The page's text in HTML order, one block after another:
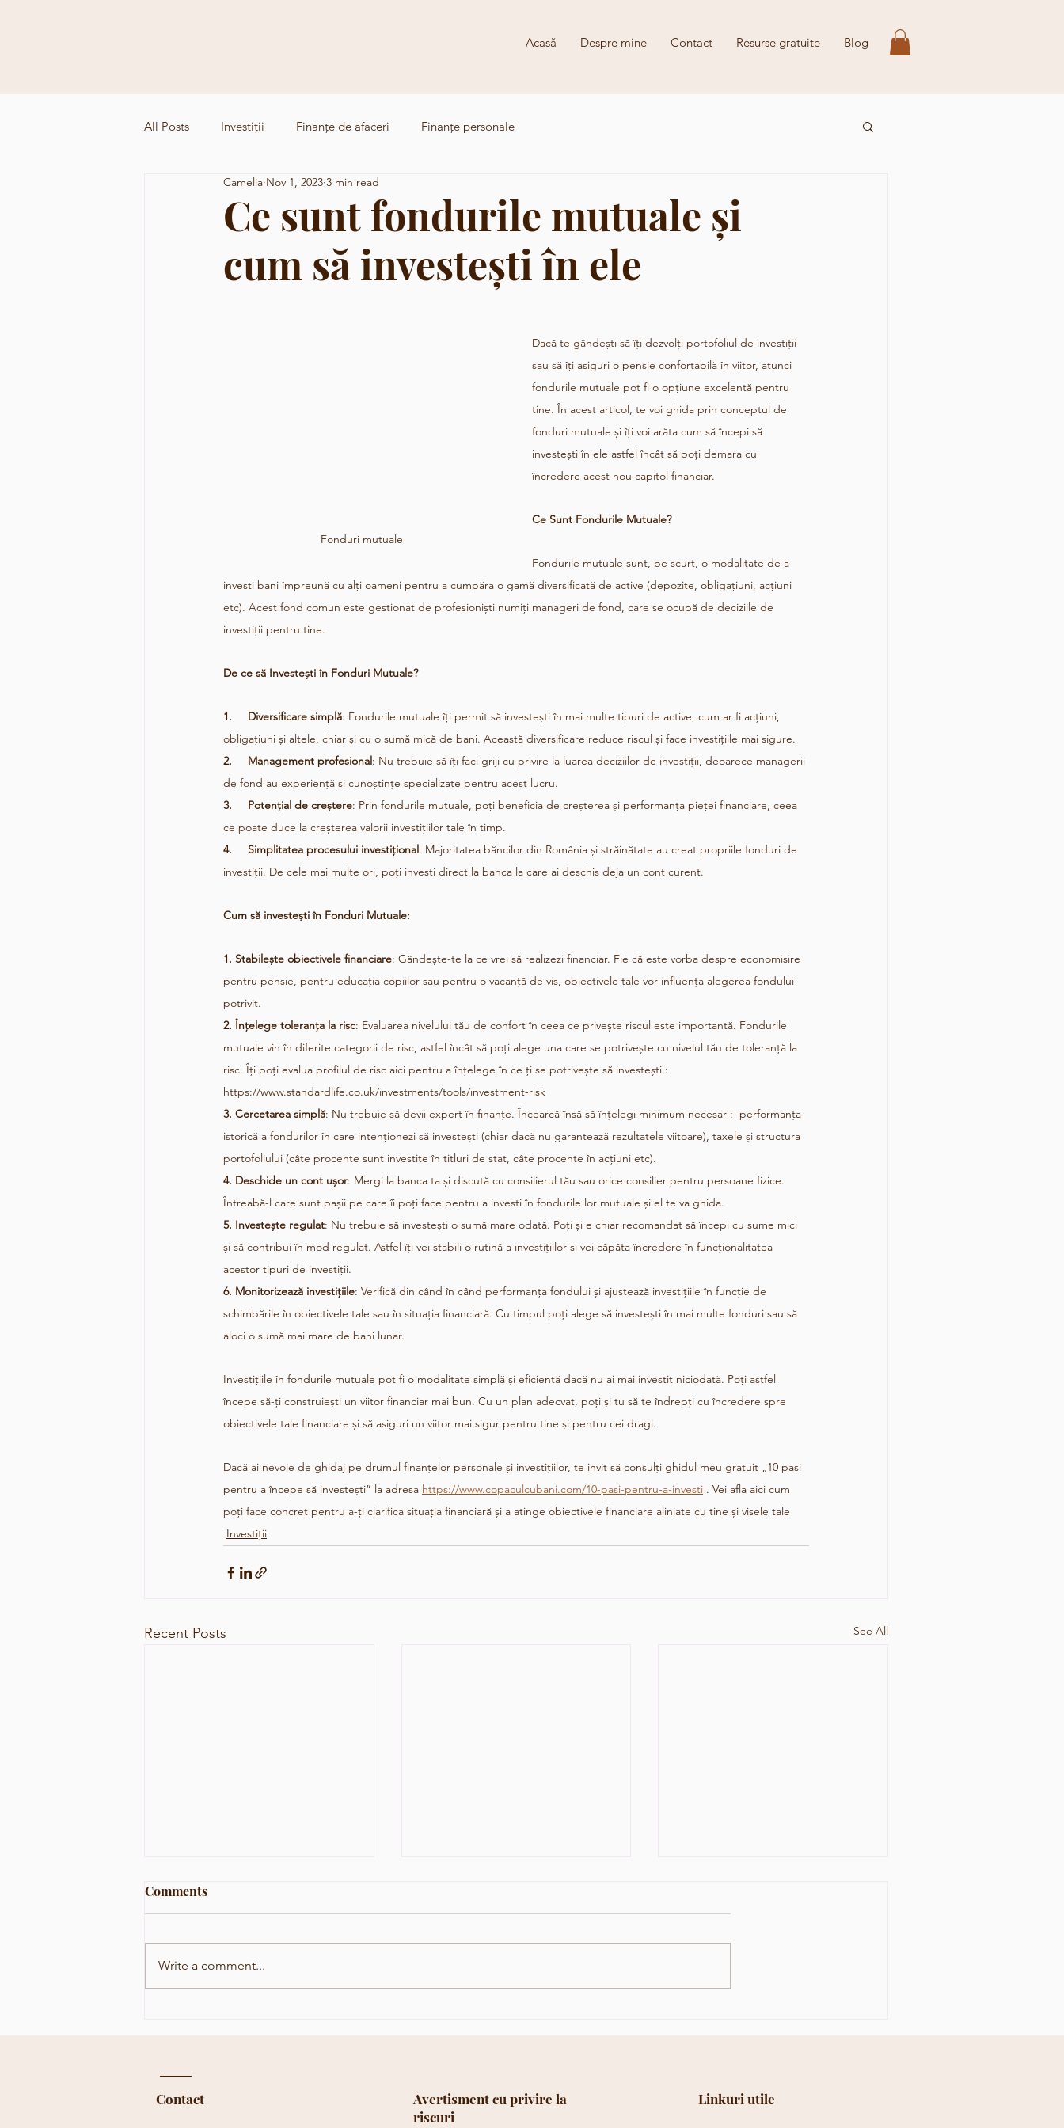
Acasă Despre mine Contact Resurse gratuite Blog
All Posts Investiții Finanțe de afaceri Finanțe personale
Ce sunt fondurile mutuale și
cum să investești în ele
Camelia Nov 1, 2023 3 min read
Fonduri mutuale
Dacă te gândești să îți dezvolți portofoliul de investiții
sau să îți asiguri o pensie confortabilă în viitor, atunci
fondurile mutuale pot fi o opțiune excelentă pentru
tine. În acest articol, te voi ghida prin conceptul de
fonduri mutuale și îți voi arăta cum să începi să
investești în ele astfel încât să poți demara cu
încredere acest nou capitol financiar.
Ce Sunt Fondurile Mutuale?
Fondurile mutuale sunt, pe scurt, o modalitate de a
investi bani împreună cu alți oameni pentru a cumpăra o gamă diversificată de active (depozite, obligațiuni, acțiuni
etc). Acest fond comun este gestionat de profesioniști numiți manageri de fond, care se ocupă de deciziile de
investiții pentru tine.
De ce să Investești în Fonduri Mutuale?
1.     Diversificare simplă: Fondurile mutuale îți permit să investești în mai multe tipuri de active, cum ar fi acțiuni,
obligațiuni și altele, chiar și cu o sumă mică de bani. Această diversificare reduce riscul și face investițiile mai sigure.
2.     Management profesional : Nu trebuie să îți faci griji cu privire la luarea deciziilor de investiții, deoarece managerii
de fond au experiență și cunoștințe specializate pentru acest lucru.
3.     Potențial de creștere: Prin fondurile mutuale, poți beneficia de creșterea și performanța pieței financiare, ceea
ce poate duce la creșterea valorii investițiilor tale în timp.
4.     Simplitatea procesului investițional : Majoritatea băncilor din România și străinătate au creat propriile fonduri de
investiții. De cele mai multe ori, poți investi direct la banca la care ai deschis deja un cont curent.
Cum să investești în Fonduri Mutuale:
1. Stabilește obiectivele financiare: Gândește-te la ce vrei să realizezi financiar. Fie că este vorba despre economisire
pentru pensie, pentru educația copiilor sau pentru o vacanță de vis, obiectivele tale vor influența alegerea fondului
potrivit.
2. Înțelege toleranța la risc: Evaluarea nivelului tău de confort în ceea ce privește riscul este importantă. Fondurile
mutuale vin în diferite categorii de risc, astfel încât să poți alege una care se potrivește cu nivelul tău de toleranță la
risc. Îți poți evalua profilul de risc aici pentru a înțelege în ce ți se potrivește să investești :
https://www.standardlife.co.uk/investments/tools/investment-risk
3. Cercetarea simplă: Nu trebuie să devii expert în finanțe. Încearcă însă să înțelegi minimum necesar :  performanța
istorică a fondurilor în care intenționezi să investești (chiar dacă nu garantează rezultatele viitoare), taxele și structura
portofoliului (câte procente sunt investite în titluri de stat, câte procente în acțiuni etc).
4. Deschide un cont ușor: Mergi la banca ta și discută cu consilierul tău sau orice consilier pentru persoane fizice.
Întreabă-l care sunt pașii pe care îi poți face pentru a investi în fondurile lor mutuale și el te va ghida.
5. Investește regulat: Nu trebuie să investești o sumă mare odată. Poți și e chiar recomandat să începi cu sume mici
și să contribui în mod regulat. Astfel îți vei stabili o rutină a investițiilor și vei căpăta încredere în funcționalitatea
acestor tipuri de investiții.
6. Monitorizează investițiile: Verifică din când în când performanța fondului și ajustează investițiile în funcție de
schimbările în obiectivele tale sau în situația financiară. Cu timpul poți alege să investești în mai multe fonduri sau să
aloci o sumă mai mare de bani lunar.
Investițiile în fondurile mutuale pot fi o modalitate simplă și eficientă dacă nu ai mai investit niciodată. Poți astfel
începe să-ți construiești un viitor financiar mai bun. Cu un plan adecvat, poți și tu să te îndrepți cu încredere spre
obiectivele tale financiare și să asiguri un viitor mai sigur pentru tine și pentru cei dragi.
Dacă ai nevoie de ghidaj pe drumul finanțelor personale și investițiilor, te invit să consulți ghidul meu gratuit „10 pași
pentru a începe să investești” la adresa https://www.copaculcubani.com/10-pasi-pentru-a-investi . Vei afla aici cum
poți face concret pentru a-ți clarifica situația financiară și a atinge obiectivele financiare aliniate cu tine și visele tale
Investiții
Recent Posts See All
Totul despre reit
Comments
Write a comment...
Contact
Avertisment cu privire la
riscuri
Linkuri utile